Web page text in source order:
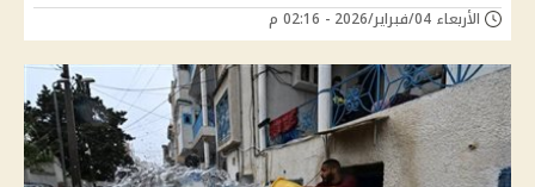
الأربعاء 04/فبراير/2026 - 02:16 م